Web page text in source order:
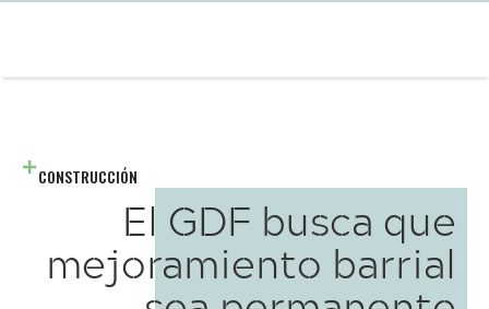
CONSTRUCCIÓN
El GDF busca que
mejoramiento barrial